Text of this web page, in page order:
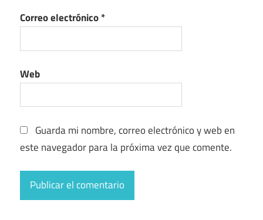
Correo electrónico*
Web
Guarda mi nombre, correo electrónico y web en
este navegador para la próxima vez que comente.